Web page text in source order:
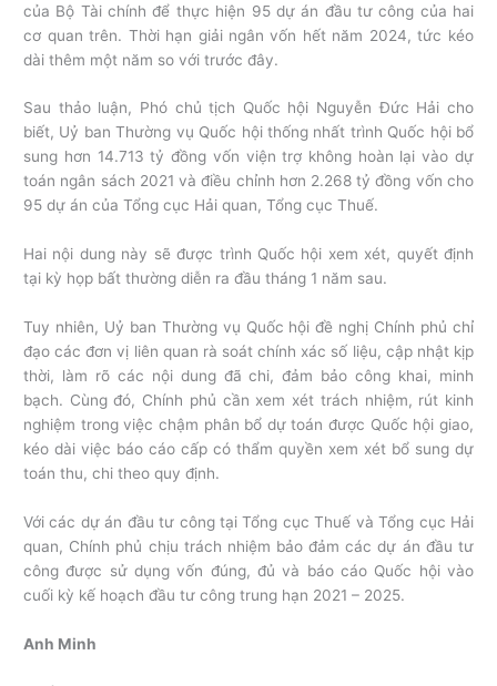
của Bộ Tài chính để thực hiện 95 dự án đầu tư công của hai
cơ quan trên. Thời hạn giải ngân vốn hết năm 2024, tức kéo
dài thêm một năm so với trước đây.
Sau thảo luận, Phó chủ tịch Quốc hội Nguyễn Đức Hải cho
biết, Uỷ ban Thường vụ Quốc hội thống nhất trình Quốc hội bổ
sung hơn 14.713 tỷ đồng vốn viện trợ không hoàn lại vào dự
toán ngân sách 2021 và điều chỉnh hơn 2.268 tỷ đồng vốn cho
95 dự án của Tổng cục Hải quan, Tổng cục Thuế.
Hai nội dung này sẽ được trình Quốc hội xem xét, quyết định
tại kỳ họp bất thường diễn ra đầu tháng 1 năm sau.
Tuy nhiên, Uỷ ban Thường vụ Quốc hội đề nghị Chính phủ chỉ
đạo các đơn vị liên quan rà soát chính xác số liệu, cập nhật kịp
thời, làm rõ các nội dung đã chi, đảm bảo công khai, minh
bạch. Cùng đó, Chính phủ cần xem xét trách nhiệm, rút kinh
nghiệm trong việc chậm phân bổ dự toán được Quốc hội giao,
kéo dài việc báo cáo cấp có thẩm quyền xem xét bổ sung dự
toán thu, chi theo quy định.
Với các dự án đầu tư công tại Tổng cục Thuế và Tổng cục Hải
quan, Chính phủ chịu trách nhiệm bảo đảm các dự án đầu tư
công được sử dụng vốn đúng, đủ và báo cáo Quốc hội vào
cuối kỳ kế hoạch đầu tư công trung hạn 2021 – 2025.
Anh Minh